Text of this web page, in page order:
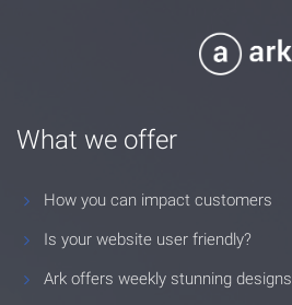
What we offer
How you can impact customers
Is your website user friendly?
Ark offers weekly stunning